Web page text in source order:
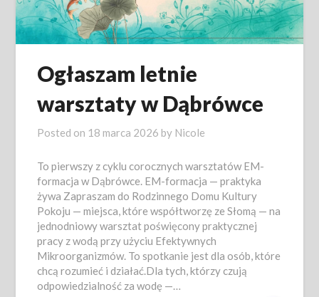
Ogłaszam letnie
warsztaty w Dąbrówce
Posted on 18 marca 2026 by Nicole
To pierwszy z cyklu corocznych warsztatów EM-
formacja w Dąbrówce. EM-formacja — praktyka
żywa Zapraszam do Rodzinnego Domu Kultury
Pokoju — miejsca, które współtworzę ze Słomą — na
jednodniowy warsztat poświęcony praktycznej
pracy z wodą przy użyciu Efektywnych
Mikroorganizmów. To spotkanie jest dla osób, które
chcą rozumieć i działać.Dla tych, którzy czują
odpowiedzialność za wodę —…